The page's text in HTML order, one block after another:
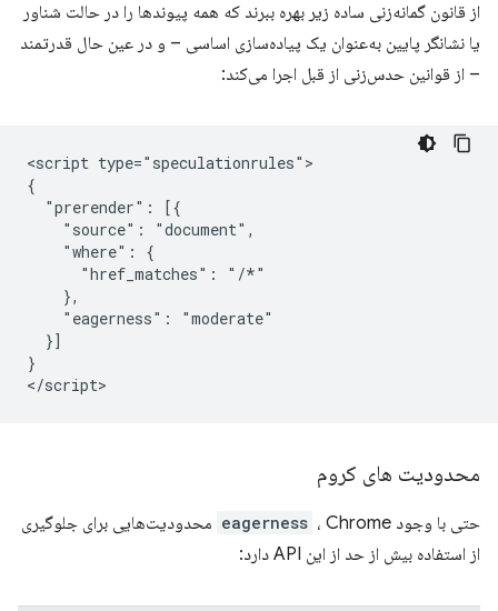
از قانون گمانه‌زنی ساده زیر بهره ببرند که همه پیوندها را در حالت شناور
یا نشانگر پایین به‌عنوان یک پیاده‌سازی اساسی – و در عین حال قدرتمند
– از قوانین حدس‌زنی از قبل اجرا می‌کند:
<script type="speculationrules">
{
  "prerender": [{
    "source": "document",
    "where": {
      "href_matches": "/*"
    },
    "eagerness": "moderate"
  }]
}
محدودیت های کروم
حتی با وجود eagerness ، Chrome محدودیت‌هایی برای جلوگیری
از استفاده بیش از حد از این API دارد: